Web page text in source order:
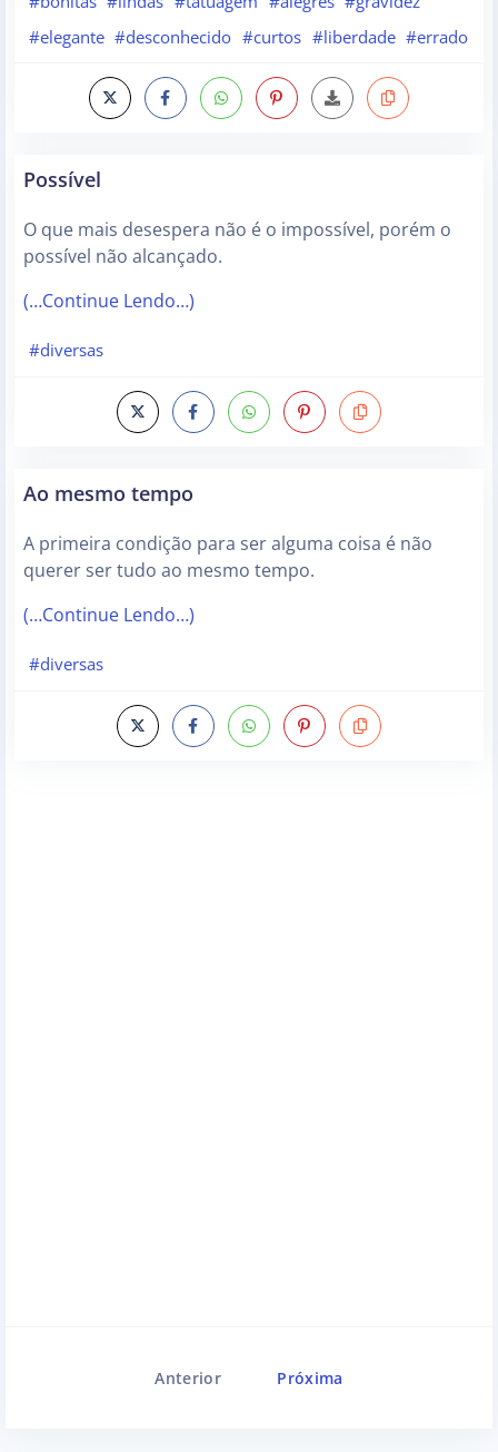
#elegante #desconhecido #curtos #liberdade #errado
Possível
O que mais desespera não é o impossível, porém o
possível não alcançado.
(…Continue Lendo…)
#diversas
Ao mesmo tempo
A primeira condição para ser alguma coisa é não
querer ser tudo ao mesmo tempo.
(…Continue Lendo…)
#diversas
Anterior Próxima